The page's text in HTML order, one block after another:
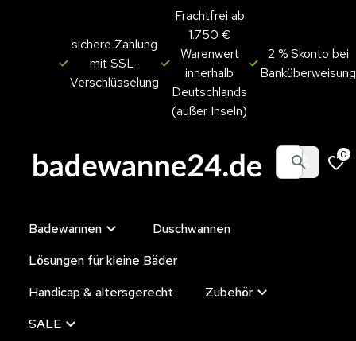
sichere Zahlung
mit SSL-
Verschlüsselung
Frachtfrei ab
1.750 €
Warenwert
innerhalb
Deutschlands
(außer Inseln)
2 % Skonto bei
Banküberweisung
0
Badewannen
Duschwannen
Lösungen für kleine Bäder
Handicap & altersgerecht
Zubehör
SALE